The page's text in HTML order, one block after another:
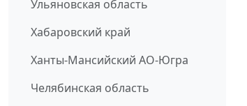
Ульяновская область
Хабаровский край
Ханты-Мансийский АО-Югра
Челябинская область